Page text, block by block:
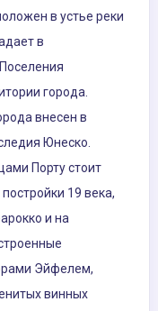
в устье реки
в
города.
внесен в
Юнеско.
Порту стоит
19 века,
и на
Эйфелем,
винных